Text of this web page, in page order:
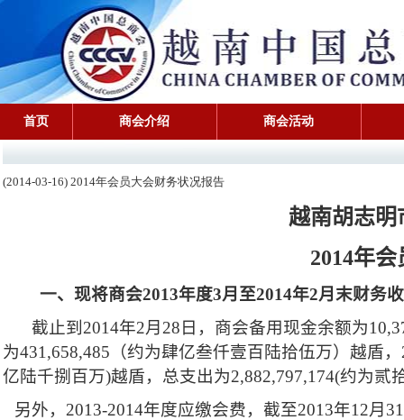
首页 商会介绍 商会活动
(2014-03-16) 2014年会员大会财务状况报告
越南胡志明
2014年会
一、现将商会2013年度3月至2014年2月末财务
截止到 2014年2月 28 日 ，商会备用现金余额为
为431,658,485 （约为肆亿叁仟壹百陆拾伍万）越盾，
亿陆千捌百万)越盾，总支出为2,882,797,174(约为贰
另外， 2013-2014年度应缴会费，截至2013年12月 31